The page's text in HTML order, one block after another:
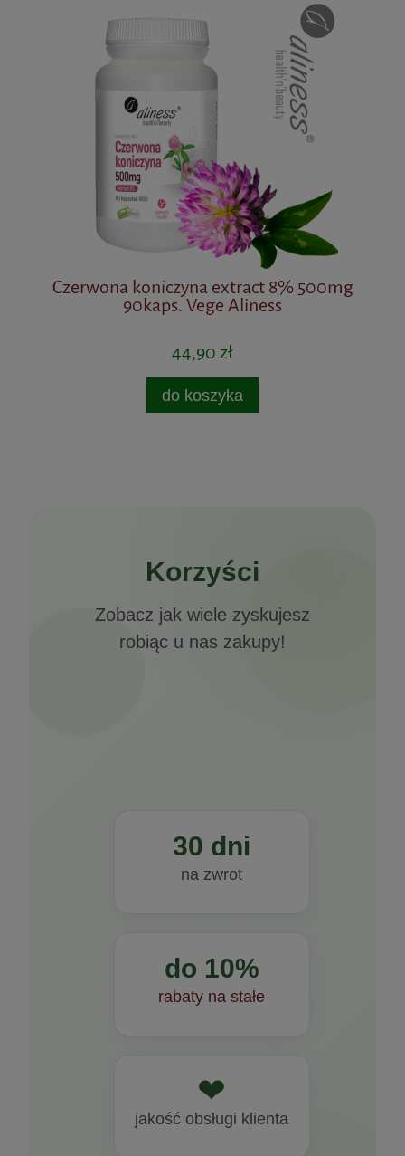
Czerwona koniczyna extract 8% 500mg
90kaps. Vege Aliness
44,90 zł
do koszyka
Korzyści
Zobacz jak wiele zyskujesz
robiąc u nas zakupy!
30 dni
na zwrot
do 10%
rabaty na stałe
❤
jakość obsługi klienta